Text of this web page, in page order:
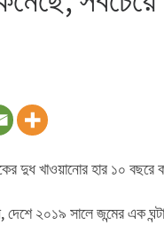
দুধ খাওয়ানোর হার ১০
দেশে ২০১৯ সালে জন্মের